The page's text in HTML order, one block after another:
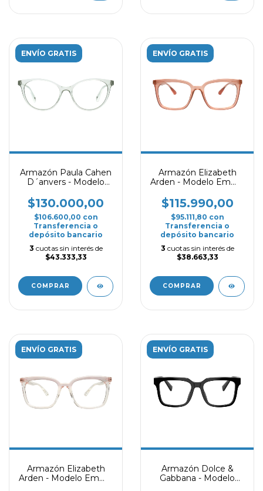
ENVÍO GRATIS
Armazón Paula Cahen
D´anvers - Modelo
$130.000,00
$106.600,00 con
Transferencia o
depósito bancario
3 cuotas sin interés de
$43.333,33
COMPRAR
ENVÍO GRATIS
Armazón Elizabeth
Arden - Modelo Emma
$115.990,00
$95.111,80 con
Transferencia o
depósito bancario
3 cuotas sin interés de
$38.663,33
COMPRAR
ENVÍO GRATIS
Armazón Elizabeth
Arden - Modelo Emma
ENVÍO GRATIS
Armazón Dolce &
Gabbana - Modelo